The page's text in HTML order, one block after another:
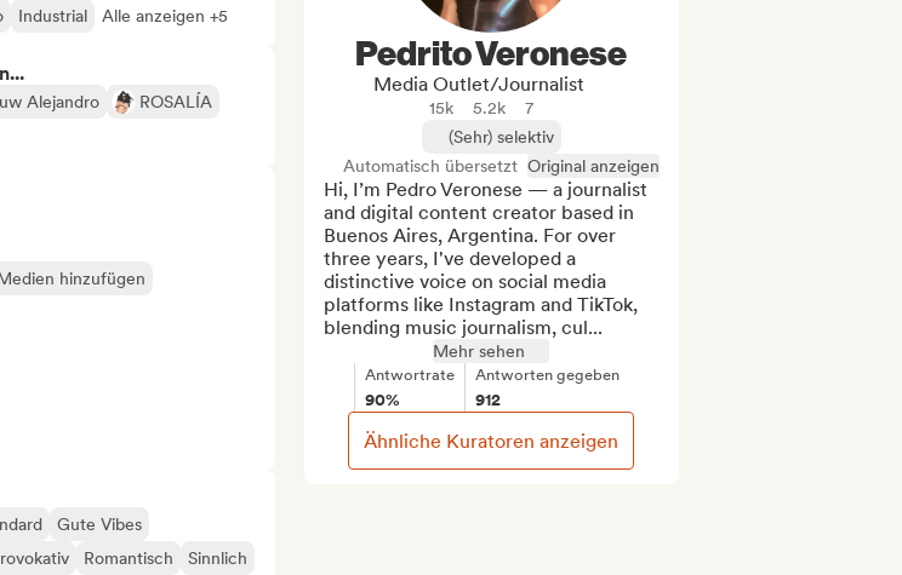
Industrial Alle anzeigen +5
Alejandro
ROSALÍA
hinzufügen
Gute Vibes
Romantisch
Sinnlich
Pedrito Veronese
Media Outlet/Journalist
15k 5.2k
7
(Sehr) selektiv
Automatisch übersetzt Original anzeigen
Hi, I’m Pedro Veronese — a journalist
and digital content creator based in
Buenos Aires, Argentina. For over
three years, I've developed a
distinctive voice on social media
platforms like Instagram and TikTok,
blending music journalism, cul...
Mehr sehen
Antwortrate
90%
Antworten gegeben
912
Ähnliche Kuratoren anzeigen